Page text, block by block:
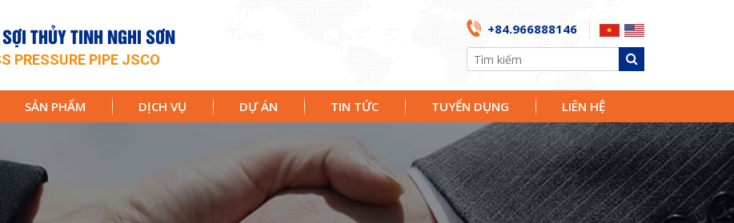
THỦY TINH NGHI SƠN
PRESSURE PIPE JSCO
+84.966888146
SẢN PHẨM DỊCH VỤ DỰ ÁN TIN TỨC TUYỂN DỤNG LIÊN HỆ